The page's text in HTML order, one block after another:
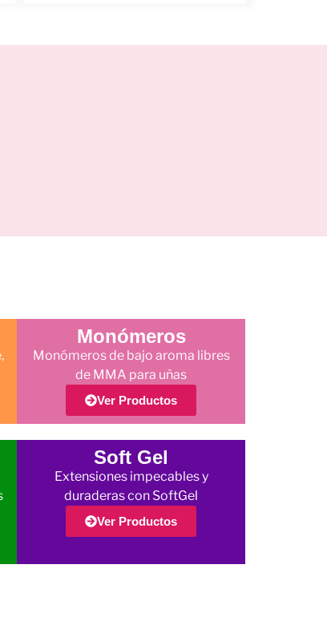
Monómeros
Monómeros de bajo aroma libres
de MMA para uñas
Ver Productos
Soft Gel
Extensiones impecables y
duraderas con SoftGel
Ver Productos